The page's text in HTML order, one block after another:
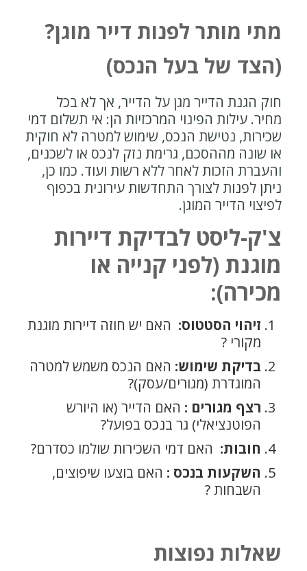
מתי מותר לפנות דייר מוגן?
(הצד של בעל הנכס)
חוק הגנת הדייר מגן על הדייר, אך לא בכל
מחיר. עילות הפינוי המרכזיות הן: אי תשלום דמי
שכירות, נטישת הנכס, שימוש למטרה לא חוקית
או שונה מההסכם, גרימת נזק לנכס או לשכנים,
והעברת הזכות לאחר ללא רשות ועוד. כמו כן,
ניתן לפנות לצורך התחדשות עירונית בכפוף
לפיצוי הדייר המוגן.
צ'ק-ליסט לבדיקת דיירות
מוגנת (לפני קנייה או
מכירה):
זיהוי הסטטוס: האם יש חוזה דיירות מוגנת
מקורי ?
בדיקת שימוש: האם הנכס משמש למטרה
המוגדרת (מגורים/עסק)?
רצף מגורים : האם הדייר (או היורש
הפוטנציאלי) גר בנכס בפועל?
חובות: האם דמי השכירות שולמו כסדרם?
השקעות בנכס : האם בוצעו שיפוצים,
השבחות ?
שאלות נפוצות